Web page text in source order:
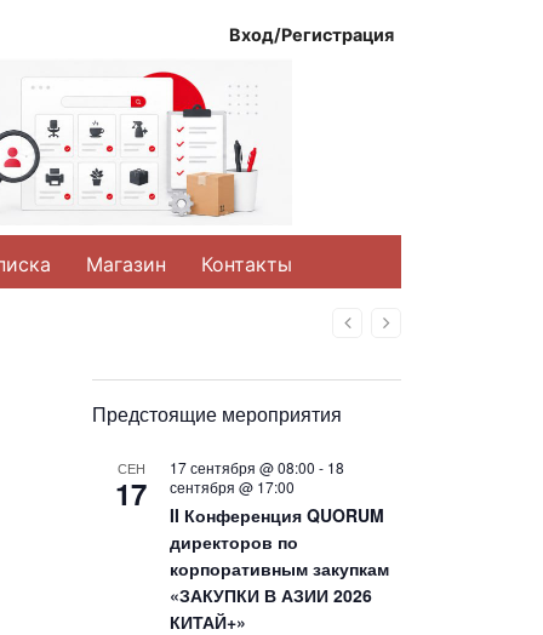
Вход/Регистрация
Магазин Контакты
НазадВперед
Предстоящие мероприятия
СЕН
17
17 сентября @ 08:00 - 18
сентября @ 17:00
II Конференция QUORUM
директоров по
корпоративным закупкам
«ЗАКУПКИ В АЗИИ 2026
КИТАЙ+»